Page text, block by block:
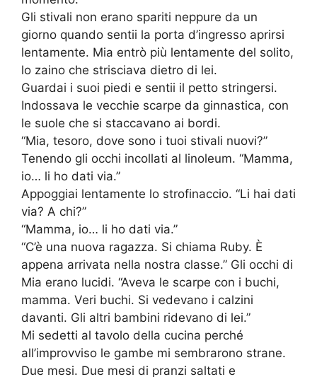
Gli stivali non erano spariti neppure da un
giorno quando sentii la porta d’ingresso aprirsi
lentamente. Mia entrò più lentamente del solito,
lo zaino che strisciava dietro di lei.
Guardai i suoi piedi e sentii il petto stringersi.
Indossava le vecchie scarpe da ginnastica, con
le suole che si staccavano ai bordi.
“Mia, tesoro, dove sono i tuoi stivali nuovi?”
Tenendo gli occhi incollati al linoleum. “Mamma,
io… li ho dati via.”
Appoggiai lentamente lo strofinaccio. “Li hai dati
via? A chi?”
“Mamma, io… li ho dati via.”
“C’è una nuova ragazza. Si chiama Ruby. È
appena arrivata nella nostra classe.” Gli occhi di
Mia erano lucidi. “Aveva le scarpe con i buchi,
mamma. Veri buchi. Si vedevano i calzini
davanti. Gli altri bambini ridevano di lei.”
Mi sedetti al tavolo della cucina perché
all’improvviso le gambe mi sembrarono strane.
Due mesi. Due mesi di pranzi saltati e